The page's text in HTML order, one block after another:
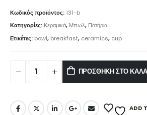
Κωδικός προϊόντος: 131-b
Κατηγορίες: Κεραμικά, Μπωλ, Ποτήρια
Ετικέτες: bowl, breakfast, ceramics, cup
ΠΡΟΣΘΉΚΗ ΣΤΟ
ADD